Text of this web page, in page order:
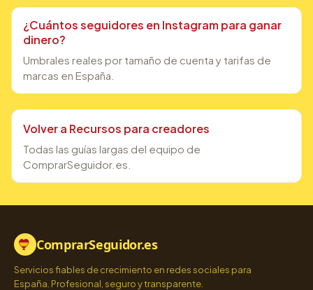
¿Cuántos seguidores en Instagram para ganar
dinero?
Umbrales reales por tamaño de cuenta y tarifas de
marcas en España.
Volver a Recursos para creadores
Todas las guías largas del equipo de
ComprarSeguidor.es.
ComprarSeguidor.es
Servicios fiables de crecimiento en redes sociales para
España. Profesional, seguro y transparente.